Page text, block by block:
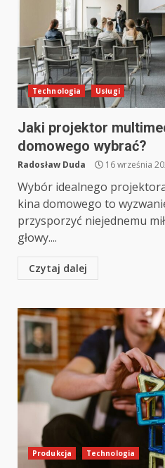
Technologia Usługi
Jaki projektor
domowego wybrać?
Radosław Duda 16 września
Wybór idealnego
kina domowego to
przysporzyć niejednemu
głowy....
Czytaj dalej
Produkcja Technologia